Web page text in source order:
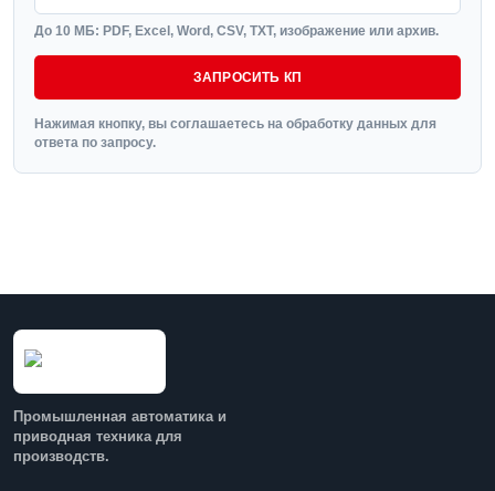
До 10 МБ: PDF, Excel, Word, CSV, TXT, изображение или архив.
ЗАПРОСИТЬ КП
Нажимая кнопку, вы соглашаетесь на обработку данных для
ответа по запросу.
Промышленная автоматика и
приводная техника для
производств.